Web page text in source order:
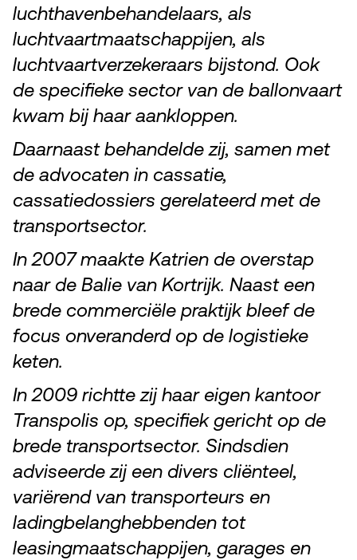
luchthavenbehandelaars, als
luchtvaartmaatschappijen, als
luchtvaartverzekeraars bijstond. Ook
de specifieke sector van de ballonvaart
kwam bij haar aankloppen.
Daarnaast behandelde zij, samen met
de advocaten in cassatie,
cassatiedossiers gerelateerd met de
transportsector.
In 2007 maakte Katrien de overstap
naar de Balie van Kortrijk. Naast een
brede commerciële praktijk bleef de
focus onveranderd op de logistieke
keten.
In 2009 richtte zij haar eigen kantoor
Transpolis op, specifiek gericht op de
brede transportsector. Sindsdien
adviseerde zij een divers cliënteel,
variërend van transporteurs en
ladingbelanghebbenden tot
leasingmaatschappijen, garages en